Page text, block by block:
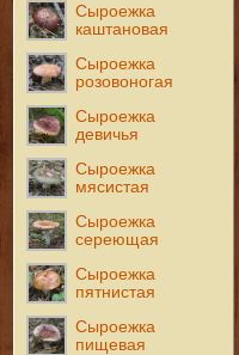
Сыроежка
каштановая
Сыроежка
розовоногая
Сыроежка
девичья
Сыроежка
мясистая
Сыроежка
сереющая
Сыроежка
пятнистая
Сыроежка
пищевая